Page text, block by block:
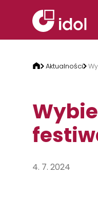
Aktualności
4. 7. 2024